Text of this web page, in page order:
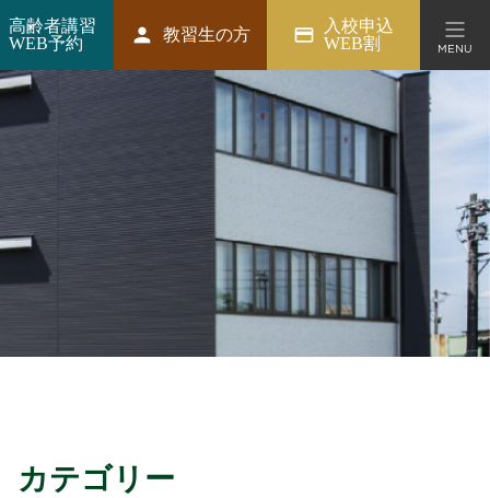
ョン
高齢者講習
WEB予約
person 教習生の方 credit_card
入校申込
WEB割
MENU
カテゴリー